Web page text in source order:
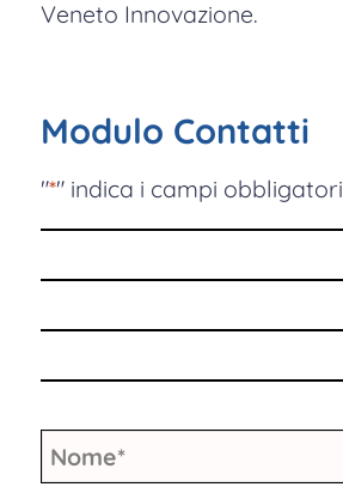
Veneto Innovazione.
Modulo Contatti
"*" indica i campi obbligatori
Nome *